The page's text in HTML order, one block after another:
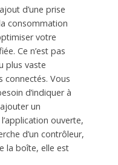
d’une prise
consommation
votre
Ce n’est pas
plus vaste
connectés. Vous
d’indiquer à
un
ouverte,
d’un contrôleur,
la boîte, elle est